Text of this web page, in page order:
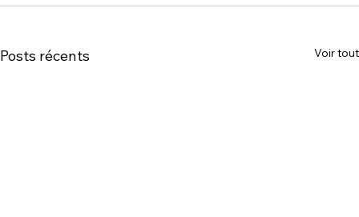
Posts récents Voir tout